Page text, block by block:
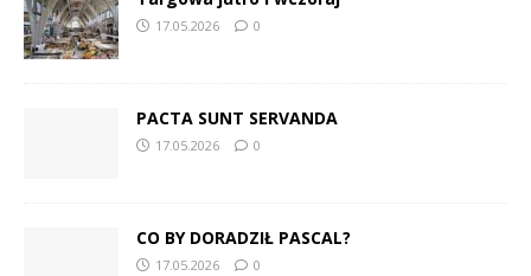
17.05.2026 0
PACTA SUNT SERVANDA
17.05.2026 0
CO BY DORADZIŁ PASCAL?
17.05.2026 0